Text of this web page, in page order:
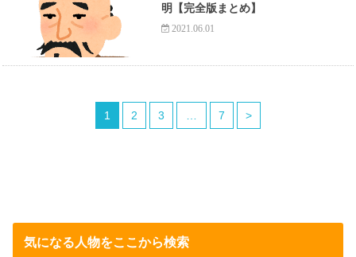
明【完全版まとめ】
2021.06.01
1 2 3 7 >
気になる人物をここから検索